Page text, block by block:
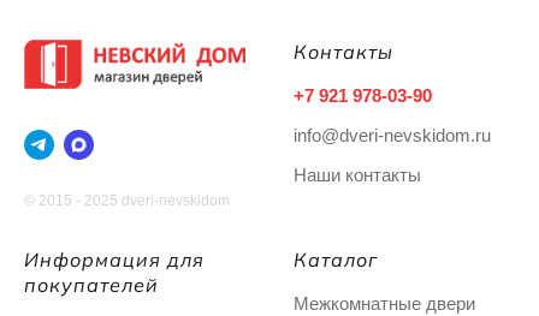
© 2015 - 2025 dveri-nevskidom
Контакты
+7 921 978-03-90
info@dveri-nevskidom.ru
Наши контакты
Информация для
покупателей
Каталог
Межкомнатные двери